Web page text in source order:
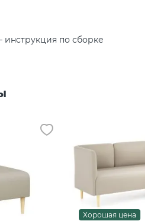
по сборке
Хорошая цена